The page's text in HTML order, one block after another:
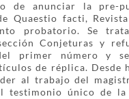
de anunciar la pre-
Quaestio facti,
probatorio. Se
Conjeturas y
primer número y
de réplica. Desde
al trabajo del
testimonio único de